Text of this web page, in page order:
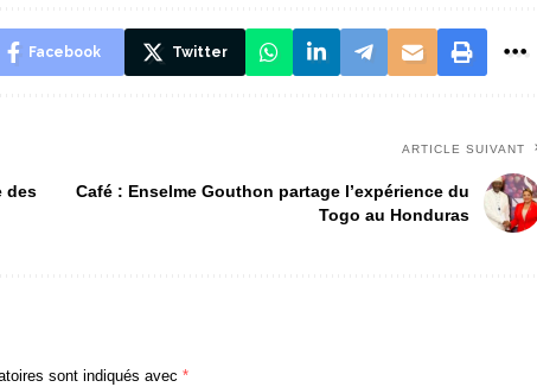
Facebook Twitter
des
ARTICLE SUIVANT
Café : Enselme Gouthon partage l’expérience du
Togo au Honduras
sont indiqués avec *